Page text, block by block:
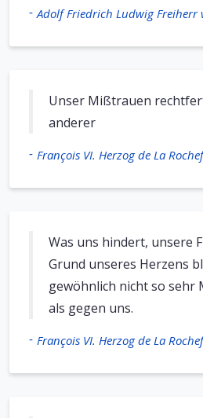
- Adolf Friedrich Ludwig Freiherr
Unser Mißtrauen
anderer
- François VI. Herzog de La
Was uns hindert, unsere
Grund unseres Herzens
gewöhnlich nicht so sehr
als gegen uns.
- François VI. Herzog de La